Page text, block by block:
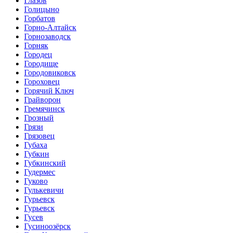
Голицыно
Горбатов
Горно-Алтайск
Горнозаводск
Горняк
Городец
Городище
Городовиковск
Гороховец
Горячий Ключ
Грайворон
Гремячинск
Грозный
Грязи
Грязовец
Губаха
Губкин
Губкинский
Гудермес
Гуково
Гулькевичи
Гурьевск
Гурьевск
Гусев
Гусиноозёрск